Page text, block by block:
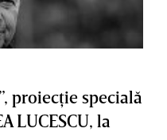
proiecţie specială
LUCESCU, la